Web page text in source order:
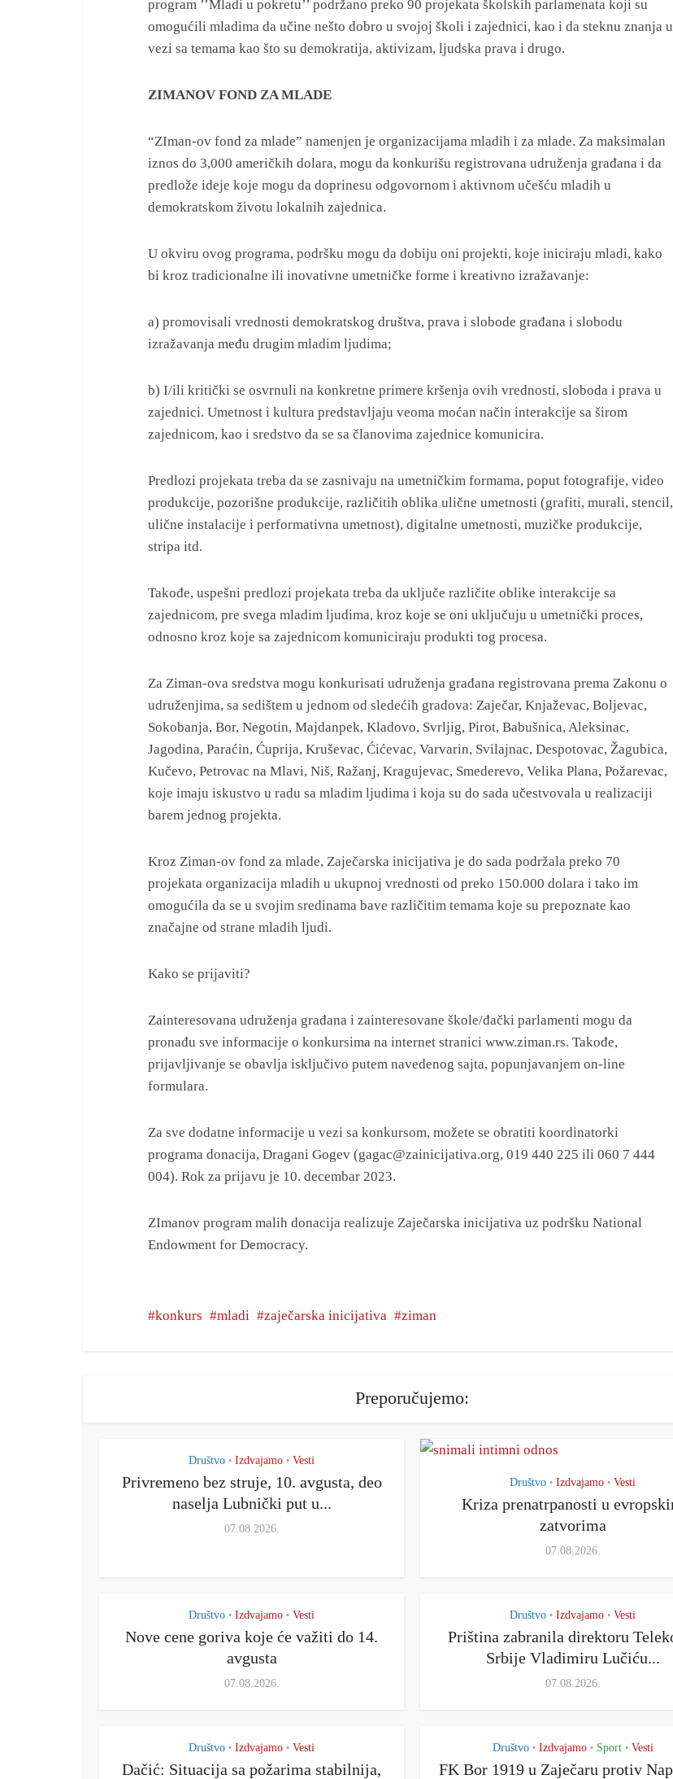
program ’’Mladi u pokretu’’ podržano preko 90 projekata školskih parlamenata koji su
omogućili mladima da učine nešto dobro u svojoj školi i zajednici, kao i da steknu znanja u
vezi sa temama kao što su demokratija, aktivizam, ljudska prava i drugo.
ZIMANOV FOND ZA MLADE
“ZIman-ov fond za mlade” namenjen je organizacijama mladih i za mlade. Za maksimalan
iznos do 3,000 američkih dolara, mogu da konkurišu registrovana udruženja građana i da
predlože ideje koje mogu da doprinesu odgovornom i aktivnom učešću mladih u
demokratskom životu lokalnih zajednica.
U okviru ovog programa, podršku mogu da dobiju oni projekti, koje iniciraju mladi, kako
bi kroz tradicionalne ili inovativne umetničke forme i kreativno izražavanje:
a) promovisali vrednosti demokratskog društva, prava i slobode građana i slobodu
izražavanja među drugim mladim ljudima;
b) I/ili kritički se osvrnuli na konkretne primere kršenja ovih vrednosti, sloboda i prava u
zajednici. Umetnost i kultura predstavljaju veoma moćan način interakcije sa širom
zajednicom, kao i sredstvo da se sa članovima zajednice komunicira.
Predlozi projekata treba da se zasnivaju na umetničkim formama, poput fotografije, video
produkcije, pozorišne produkcije, različitih oblika ulične umetnosti (grafiti, murali, stencil,
ulične instalacije i performativna umetnost), digitalne umetnosti, muzičke produkcije,
stripa itd.
Takođe, uspešni predlozi projekata treba da uključe različite oblike interakcije sa
zajednicom, pre svega mladim ljudima, kroz koje se oni uključuju u umetnički proces,
odnosno kroz koje sa zajednicom komuniciraju produkti tog procesa.
Za Ziman-ova sredstva mogu konkurisati udruženja građana registrovana prema Zakonu o
udruženjima, sa sedištem u jednom od sledećih gradova: Zaječar, Knjaževac, Boljevac,
Sokobanja, Bor, Negotin, Majdanpek, Kladovo, Svrljig, Pirot, Babušnica, Aleksinac,
Jagodina, Paraćin, Ćuprija, Kruševac, Ćićevac, Varvarin, Svilajnac, Despotovac, Žagubica,
Kučevo, Petrovac na Mlavi, Niš, Ražanj, Kragujevac, Smederevo, Velika Plana, Požarevac,
koje imaju iskustvo u radu sa mladim ljudima i koja su do sada učestvovala u realizaciji
barem jednog projekta.
Kroz Ziman-ov fond za mlade, Zaječarska inicijativa je do sada podržala preko 70
projekata organizacija mladih u ukupnoj vrednosti od preko 150.000 dolara i tako im
omogućila da se u svojim sredinama bave različitim temama koje su prepoznate kao
značajne od strane mladih ljudi.
Kako se prijaviti?
Zainteresovana udruženja građana i zainteresovane škole/đački parlamenti mogu da
pronađu sve informacije o konkursima na internet stranici www.ziman.rs. Takođe,
prijavljivanje se obavlja isključivo putem navedenog sajta, popunjavanjem on-line
formulara.
Za sve dodatne informacije u vezi sa konkursom, možete se obratiti koordinatorki
programa donacija, Dragani Gogev (gagac@zainicijativa.org, 019 440 225 ili 060 7 444
004). Rok za prijavu je 10. decembar 2023.
ZImanov program malih donacija realizuje Zaječarska inicijativa uz podršku National
Endowment for Democracy.
konkurs mladi zaječarska inicijativa ziman
Preporučujemo:
Društvo • Izdvajamo • Vesti
Privremeno bez struje, 10. avgusta, deo
naselja Lubnički put u...
07.08.2026.
Društvo • Izdvajamo • Vesti
Kriza prenatrpanosti u
zatvorima
07.08.2026.
Društvo • Izdvajamo • Vesti
Nove cene goriva koje će važiti do 14.
avgusta
07.08.2026.
Društvo • Izdvajamo • Vesti
Priština zabranila direktoru
Srbije Vladimiru Lučiću...
07.08.2026.
Društvo • Izdvajamo • Vesti
Dačić: Situacija sa požarima stabilnija,
Društvo • Izdvajamo • Sport • Vesti
FK Bor 1919 u Zaječaru protiv